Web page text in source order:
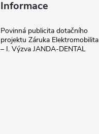
Informace
Povinná publicita dotačního
projektu Záruka Elektromobilita
– I. Výzva JANDA-DENTAL